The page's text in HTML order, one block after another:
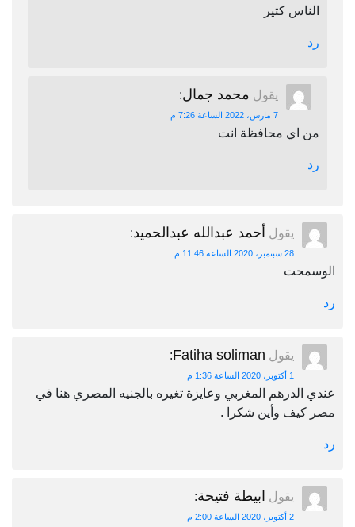
الناس كتير
رد
يقول محمد جمال:
7 مارس، 2022 الساعة 7:26 م
من اي محافظة انت
رد
يقول أحمد عبدالله عبدالحميد:
28 سبتمبر، 2020 الساعة 11:46 م
الوسمحت
رد
يقول Fatiha soliman
:
1 أكتوبر، 2020 الساعة 1:36 م
عندي الدرهم المغربي وعايزة تغيره بالجنيه المصري هنا في
مصر كيف وأين شكرا .
رد
يقول ابيطة فتيحة:
2 أكتوبر، 2020 الساعة 2:00 م